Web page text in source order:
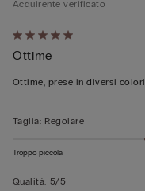
Valutato
5
su
Acquirente verificato
Ottime
Ottime, prese in diversi colori
Taglia: Regolare
Troppo piccola
Qualità: 5/5